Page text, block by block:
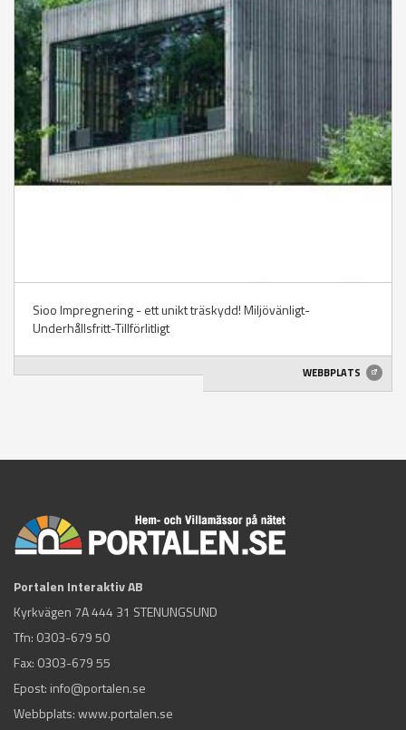
Sioo Impregnering - ett unikt träskydd! Miljövänligt-
Underhållsfritt-Tillförlitligt
WEBBPLATS
Portalen Interaktiv AB
Kyrkvägen 7A 444 31 STENUNGSUND
Tfn: 0303-679 50
Fax: 0303-679 55
Epost: info@portalen.se
Webbplats: www.portalen.se